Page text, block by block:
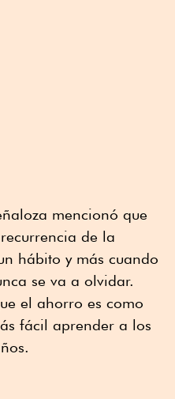
mencionó que
de la
hábito y más cuando
se va a olvidar.
el ahorro es como
fácil aprender a los